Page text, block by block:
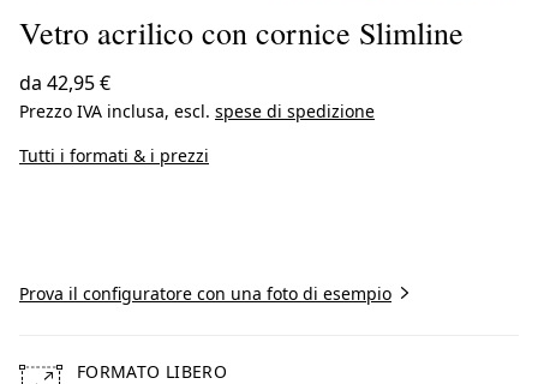
Vetro acrilico con cornice Slimline
da 42,95 €
Prezzo IVA inclusa, escl. spese di spedizione
Tutti i formati & i prezzi
Prova il configuratore con una foto di esempio
FORMATO LIBERO